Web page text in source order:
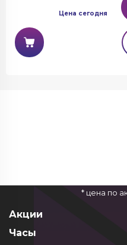
Цена сегодня
* цена по
Акции
Часы